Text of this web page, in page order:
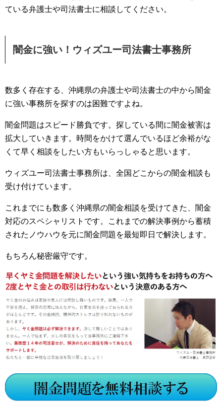
ている弁護士や司法書士に相談してください。
闇金に強い！ウィズユー司法書士事務所
数多く存在する、沖縄県の弁護士や司法書士の中から闇金
に強い事務所を探すのは困難ですよね。
闇金問題はスピード勝負です。探している間に闇金被害は
拡大していきます。時間をかけて選んでいるほど余裕がな
くて早く相談をしたい方もいらっしゃると思います。
ウィズユー司法書士事務所は、全国どこからの闇金相談も
受け付けています。
これまでにも数多く沖縄県の闇金相談を受けてきた、闇金
対応のスペシャリストです。これまでの解決事例から蓄積
されたノウハウを元に闇金問題を最短即日で解決します。
もちろん秘密厳守です。